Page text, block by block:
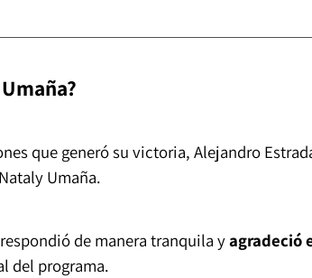
que generó su victoria, Alejandro
Umaña.
de manera tranquila yagradeció
del programa.